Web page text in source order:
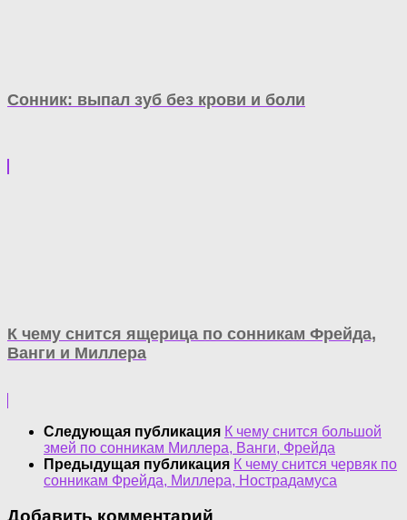
Сонник: выпал зуб без крови и боли
К чему снится ящерица по сонникам Фрейда,
Ванги и Миллера
Следующая публикация К чему снится большой
змей по сонникам Миллера, Ванги, Фрейда
Предыдущая публикация К чему снится червяк по
сонникам Фрейда, Миллера, Нострадамуса
Добавить комментарий